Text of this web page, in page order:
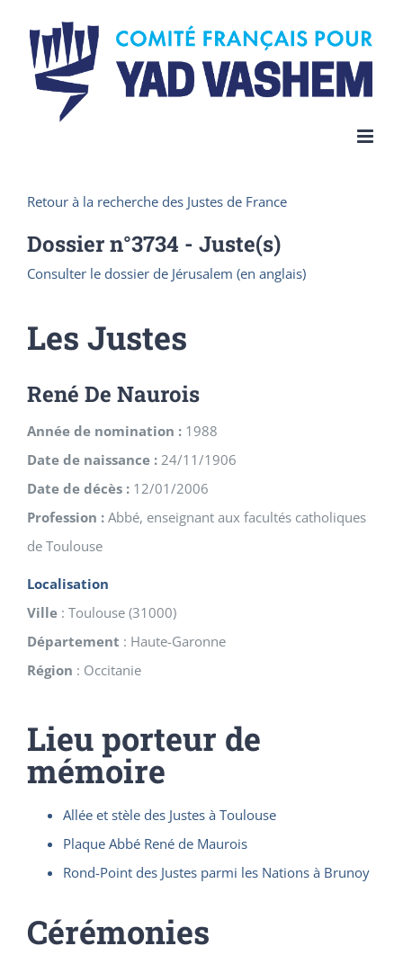
content
Retour à la recherche des Justes de France
Dossier n°3734 - Juste(s)
Consulter le dossier de Jérusalem (en anglais)
Les Justes
René De Naurois
Année de nomination : 1988
Date de naissance : 24/11/1906
Date de décès : 12/01/2006
Profession : Abbé, enseignant aux facultés catholiques
de Toulouse
Localisation
Ville : Toulouse (31000)
Département : Haute-Garonne
Région : Occitanie
Lieu porteur de
mémoire
Allée et stèle des Justes à Toulouse
Plaque Abbé René de Maurois
Rond-Point des Justes parmi les Nations à Brunoy
Cérémonies